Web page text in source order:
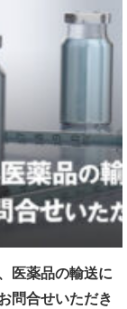
医薬品の輸送に
問合せいただき